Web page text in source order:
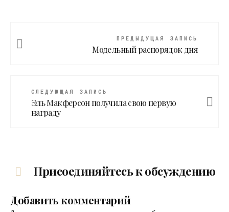
ПРЕДЫДУЩАЯ ЗАПИСЬ
Модельный распорядок дня
СЛЕДУЮЩАЯ ЗАПИСЬ
Эль Макферсон получила свою первую
награду
Присоединяйтесь к обсуждению
Добавить комментарий